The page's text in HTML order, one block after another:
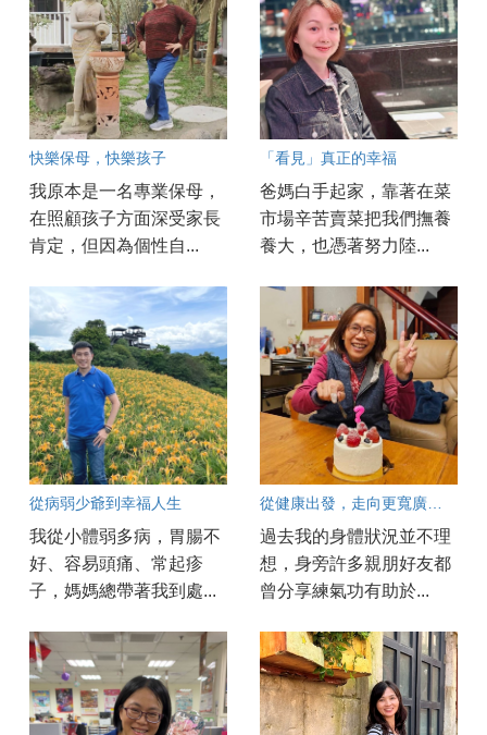
快樂保母，快樂孩子
我原本是一名專業保母，
在照顧孩子方面深受家長
肯定，但因為個性自...
「看見」真正的幸福
爸媽白手起家，靠著在菜
市場辛苦賣菜把我們撫養
養大，也憑著努力陸...
從病弱少爺到幸福人生
我從小體弱多病，胃腸不
好、容易頭痛、常起疹
子，媽媽總帶著我到處...
過去我的身體狀況並不理
想，身旁許多親朋好友都
曾分享練氣功有助於...